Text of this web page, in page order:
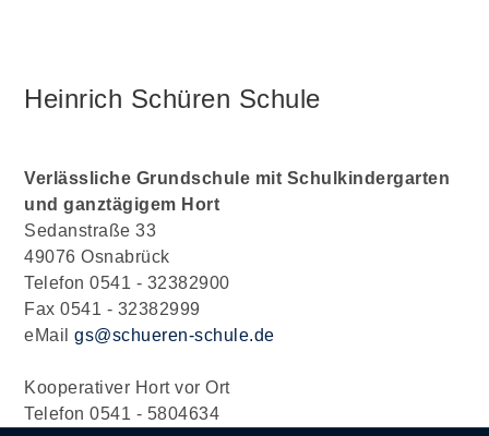
Heinrich Schüren Schule
Verlässliche Grundschule mit Schulkindergarten
und ganztägigem Hort
Sedanstraße 33
49076 Osnabrück
Telefon 0541 - 32382900
Fax 0541 - 32382999
eMailgs@schueren-schule.de
Kooperativer Hort vor Ort
Telefon 0541 - 5804634